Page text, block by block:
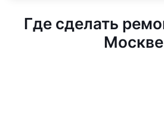
Где сделать
Москве